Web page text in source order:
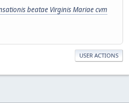
beatae Virginis Mariae cvm
USER ACTIONS